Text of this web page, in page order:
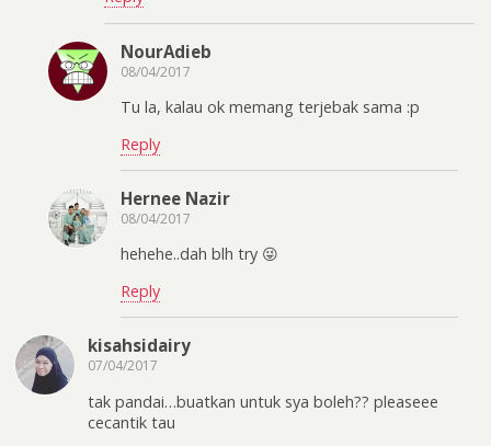
NourAdieb
08/04/2017
Tu la, kalau ok memang terjebak sama :p
Reply
Hernee Nazir
08/04/2017
hehehe..dah blh try 😜
Reply
kisahsidairy
07/04/2017
tak pandai…buatkan untuk sya boleh?? pleaseee
cecantik tau